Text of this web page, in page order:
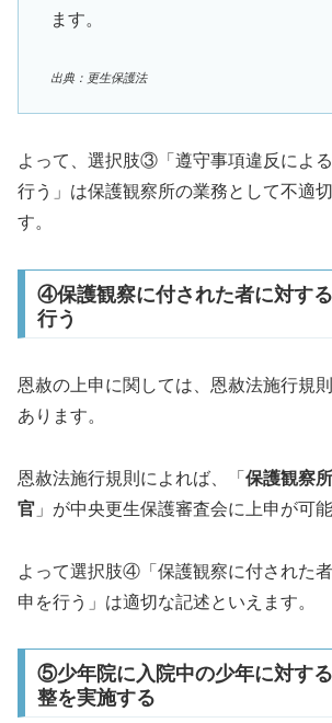
ます。
出典：更生保護法
よって、選択肢③「遵守事項違反によ
行う」は保護観察所の業務として不適
す。
④保護観察に付された者に対す
行う
恩赦の上申に関しては、恩赦法施行規
あります。
恩赦法施行規則によれば、「 保護観察
官 」が中央更生保護審査会に上申が可
よって選択肢④「保護観察に付された
申を行う」は適切な記述といえます。
⑤少年院に入院中の少年に対す
整を実施する